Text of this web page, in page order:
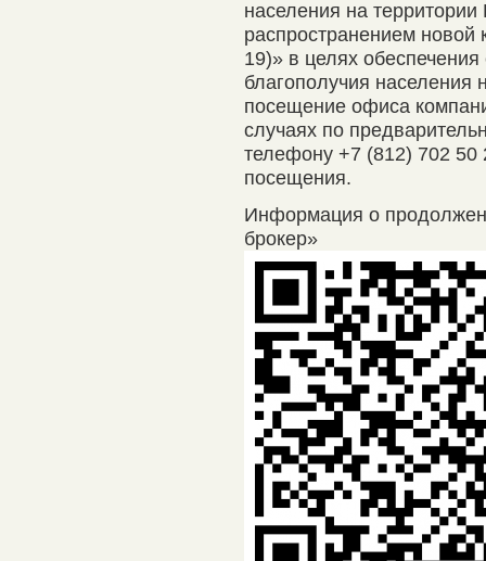
населения на
распространением новой
19)» в целях
благополучия населения
посещение офиса
случаях по
телефону +7 (812) 702 50
посещения.
Информация о
брокер»